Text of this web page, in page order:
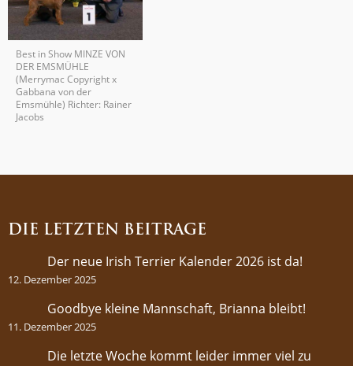
Best in Show MINZE VON
DER EMSMÜHLE
(Merrymac Copyright x
Gabbana von der
Emsmühle) Richter: Rainer
Jacobs
DIE LETZTEN BEITRÄGE
Der neue Irish Terrier Kalender 2026 ist da!
12. Dezember 2025
Goodbye kleine Mannschaft, Brianna bleibt!
11. Dezember 2025
Die letzte Woche kommt leider immer viel zu